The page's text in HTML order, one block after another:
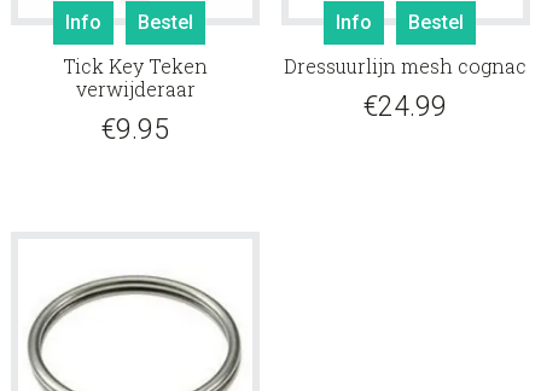
Info Bestel
Tick Key Teken
verwijderaar
€9.95
Info Bestel
Dit
heeft
Dressuurlijn mesh cognac
€24.99